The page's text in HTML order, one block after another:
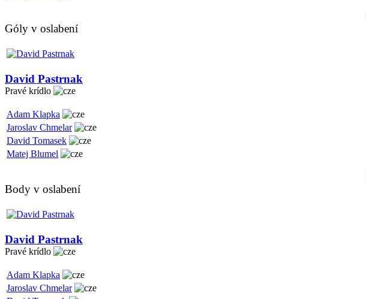
Góly v oslabení
David Pastrnak
Pravé krídlo
Adam Klapka
Jaroslav Chmelar
David Tomasek
Matej Blumel
Body v oslabení
David Pastrnak
Pravé krídlo
Adam Klapka
Jaroslav Chmelar